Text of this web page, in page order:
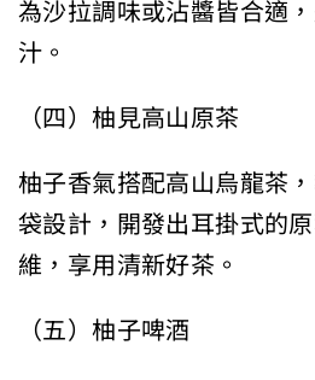
汁。
（四）柚見高山原茶
柚子香氣搭配高山烏龍茶
袋設計，開發出耳掛式的
維，享用清新好茶。
（五）柚子啤酒